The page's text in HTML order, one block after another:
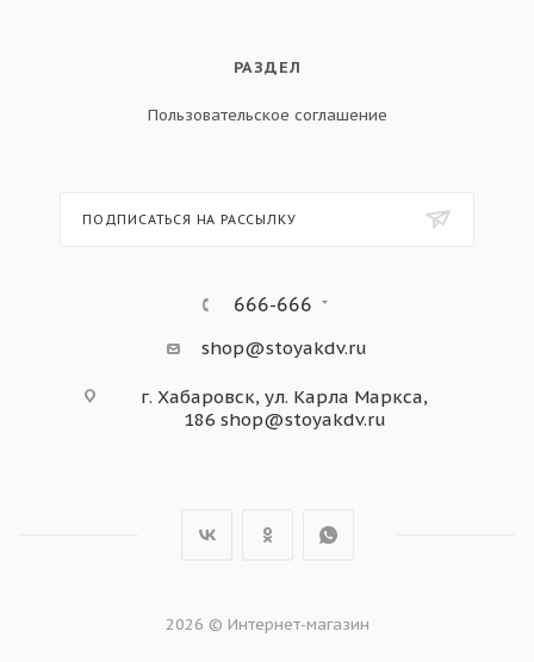
РАЗДЕЛ
Пользовательское соглашение
ПОДПИСАТЬСЯ НА РАССЫЛКУ
666-666
shop@stoyakdv.ru
г. Хабаровск, ул. Карла Маркса,
186 shop@stoyakdv.ru
2026 © Интернет-магазин